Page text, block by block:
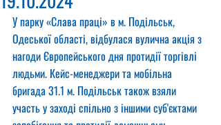
У парку «Слава праці» в м. Подільськ,
Одеської області, відбулася вулична акція з
нагоди Європейського дня протидії торгівлі
людьми. Кейc-менеджери та мобільна
бригада 31.1 м. Подільськ також взяли
участь у заході спільно з іншими суб'єктами